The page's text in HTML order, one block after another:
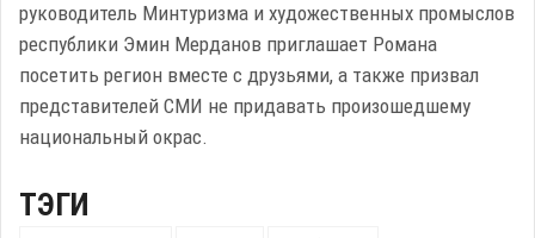
руководитель Минтуризма и художественных промыслов
республики Эмин Мерданов приглашает Романа
посетить регион вместе с друзьями, а также призвал
представителей СМИ не придавать произошедшему
национальный окрас.
ТЭГИ